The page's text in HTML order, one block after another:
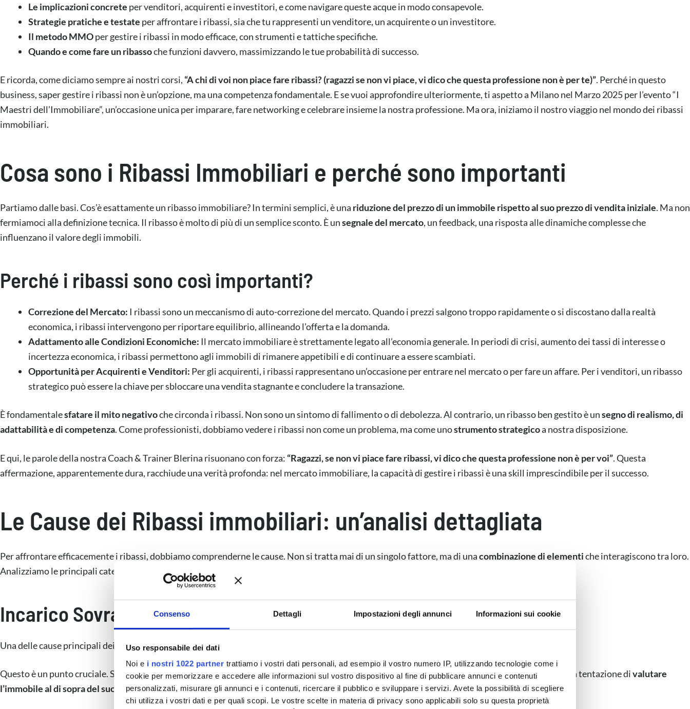
Consenso Dettagli Impostazioni degli annunci Informazioni sui cookie
Uso responsabile dei dati
Noi e i nostri 1022 partner trattiamo i vostri dati personali, ad esempio il vostro numero IP, utilizzando tecnologie come i
cookie per memorizzare e accedere alle informazioni sul vostro dispositivo al fine di pubblicare annunci e contenuti
personalizzati, misurare gli annunci e i contenuti, ricercare il pubblico e sviluppare i servizi. Avete la possibilità di scegliere
chi utilizza i vostri dati e per quali scopi. Le vostre scelte in materia di privacy sono applicabili solo su questa proprietà
Le implicazioni concrete per venditori, acquirenti e investitori, e come navigare queste acque in modo consapevole.
Strategie pratiche e testate per affrontare i ribassi, sia che tu rappresenti un venditore, un acquirente o un investitore.
Il metodo MMOper gestire i ribassi in modo efficace, con strumenti e tattiche specifiche.
Quando e come fare un ribassoche funzioni davvero, massimizzando le tue probabilità di successo.
E ricorda, come diciamo sempre ai nostri corsi, “A chi di voi non piace fare ribassi? (ragazzi se non vi piace, vi dico che questa professione non è per te)”. Perché in questo
business, saper gestire i ribassi non è un’opzione, ma una competenza fondamentale. E se vuoi approfondire ulteriormente, ti aspetto a Milano nel Marzo 2025 per l’evento “I
Maestri dell’Immobiliare”, un’occasione unica per imparare, fare networking e celebrare insieme la nostra professione. Ma ora, iniziamo il nostro viaggio nel mondo dei ribassi
immobiliari.
Cosa sono i Ribassi Immobiliari e perché sono importanti
Partiamo dalle basi. Cos’è esattamente un ribasso immobiliare? In termini semplici, è una riduzione del prezzo di un immobile rispetto al suo prezzo di vendita iniziale. Ma non
fermiamoci alla definizione tecnica. Il ribasso è molto di più di un semplice sconto. È unsegnale del mercato, un feedback, una risposta alle dinamiche complesse che
influenzano il valore degli immobili.
Perché i ribassi sono così importanti?
Correzione del Mercato: I ribassi sono un meccanismo di auto-correzione del mercato. Quando i prezzi salgono troppo rapidamente o si discostano dalla realtà
economica, i ribassi intervengono per riportare equilibrio, allineando l’offerta e la domanda.
Adattamento alle Condizioni Economiche: Il mercato immobiliare è strettamente legato all’economia generale. In periodi di crisi, aumento dei tassi di interesse o
incertezza economica, i ribassi permettono agli immobili di rimanere appetibili e di continuare a essere scambiati.
Opportunità per Acquirenti e Venditori: Per gli acquirenti, i ribassi rappresentano un’occasione per entrare nel mercato o per fare un affare. Per i venditori, un ribasso
strategico può essere la chiave per sbloccare una vendita stagnante e concludere la transazione.
È fondamentalesfatare il mito negativoche circonda i ribassi. Non sono un sintomo di fallimento o di debolezza. Al contrario, un ribasso ben gestito è unsegno di realismo, di
adattabilità e di competenza. Come professionisti, dobbiamo vedere i ribassi non come un problema, ma come unostrumento strategicoa nostra disposizione.
E qui, le parole della nostra Coach & Trainer Blerina risuonano con forza: “Ragazzi, se non vi piace fare ribassi, vi dico che questa professione non è per voi”. Questa
affermazione, apparentemente dura, racchiude una verità profonda: nel mercato immobiliare, la capacità di gestire i ribassi è una skill imprescindibile per il successo.
Le Cause dei Ribassi immobiliari: un’analisi dettagliata
Per affrontare efficacemente i ribassi, dobbiamo comprenderne le cause. Non si tratta mai di un singolo fattore, ma di unacombinazione di elementiche interagiscono tra loro.
Analizziamo le principali categorie di cause.
Incarico Sovravalutato: L’Errore più Comune (e Costoso)
Una delle cause principali dei ribassi è“l’incarico sopravvalutato dall’agente immobiliare. E qui è colpa nostra per mancanza di competenza”
Questo è un punto cruciale. Spesso, perpaura di perdere l’incaricoo peraccontentare le aspettative irrealistiche del venditore, l’agente cede alla tentazione divalutare
l’immobile al di sopra del suo valore di mercato.